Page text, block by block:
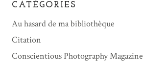
CATÉGORIES
Au hasard de ma bibliothèque
Citation
Conscientious Photography Magazine